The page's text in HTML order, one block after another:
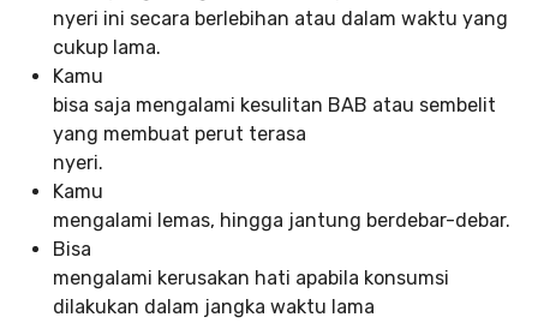
nyeri ini secara berlebihan atau dalam waktu yang
cukup lama.
Kamu
bisa saja mengalami kesulitan BAB atau sembelit
yang membuat perut terasa
nyeri.
Kamu
mengalami lemas, hingga jantung berdebar-debar.
Bisa
mengalami kerusakan hati apabila konsumsi
dilakukan dalam jangka waktu lama